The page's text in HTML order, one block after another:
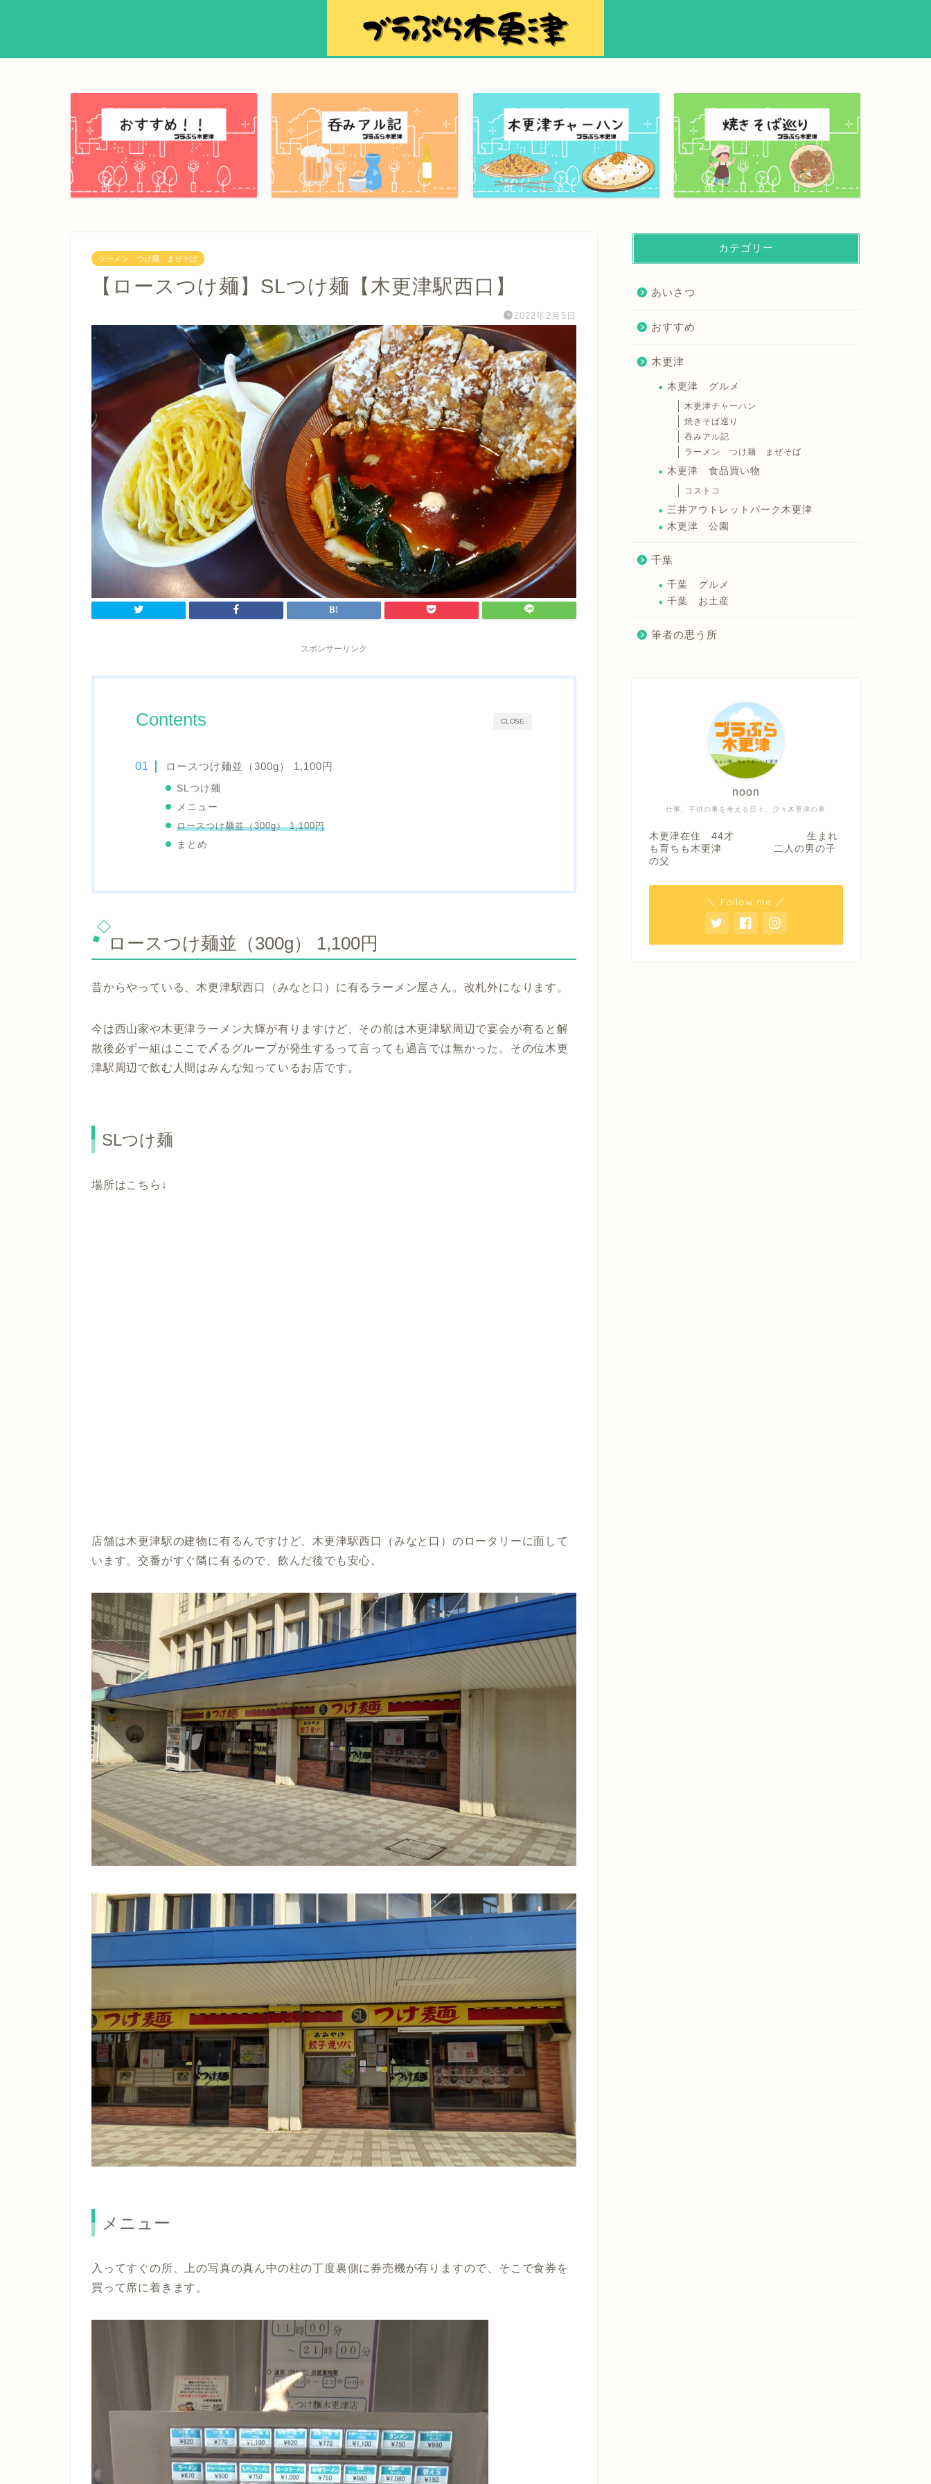
ラーメン つけ麺 まぜそば
【ロースつけ麺】SLつけ麺【木更津駅西口】
2022年2月5日
スポンサーリンク
CLOSE
Contents
ロースつけ麺並（300g） 1,100円
SLつけ麺
メニュー
ロースつけ麺並（300g） 1,100円
まとめ
ロースつけ麺並（300g） 1,100円
昔からやっている、木更津駅西口（みなと口）に有るラーメン屋さん。改札外になります。
今は西山家や木更津ラーメン大輝が有りますけど、その前は木更津駅周辺で宴会が有ると解
散後必ず一組はここで〆るグループが発生するって言っても過言では無かった。その位木更
津駅周辺で飲む人間はみんな知っているお店です。
SLつけ麺
場所はこちら↓
店舗は木更津駅の建物に有るんですけど、木更津駅西口（みなと口）のロータリーに面して
います。交番がすぐ隣に有るので、飲んだ後でも安心。
メニュー
入ってすぐの所、上の写真の真ん中の柱の丁度裏側に券売機が有りますので、そこで食券を
買って席に着きます。
カテゴリー
あいさつ
おすすめ
木更津
木更津 グルメ
木更津チャーハン
焼きそば巡り
吞みアル記
ラーメン つけ麺 まぜそば
木更津 食品買い物
コストコ
三井アウトレットパーク木更津
木更津 公園
千葉
千葉 グルメ
千葉 お土産
筆者の思う所
仕事、子供の事を考える日々、少々木更津の事
noon
木更津在住 44才 生まれ
も育ちも木更津 二人の男の子
の父
＼ Follow me ／